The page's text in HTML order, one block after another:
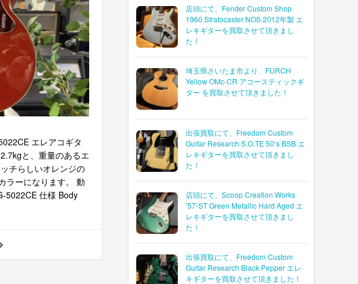
エレアコギタ
と、重量のあるエ
チらしいオレンジの
ラーになります。 動
5022CE 仕様 Body
店頭にて、Fender Custom Shop
1960 Stratocaster NOS 2012年製 エ
レキギターを買取させて頂きまし
た！
埼玉県さいたま市より、FURCH
Yellow OMc-CR アコースティックギ
ター を買取させて頂きました！
出張買取にて、Freedom Custom
Guitar Research S.O.TE 50’s BSB エ
レキギターを買取させて頂きまし
た！
店頭にて、Scoop Creation Works
’57-ST Green Metallic Hard Aged エ
レキギターを買取させて頂きまし
た！
出張買取にて、Freedom Custom
Guitar Research Black Pepper エレ
キギターを買取させて頂きました！